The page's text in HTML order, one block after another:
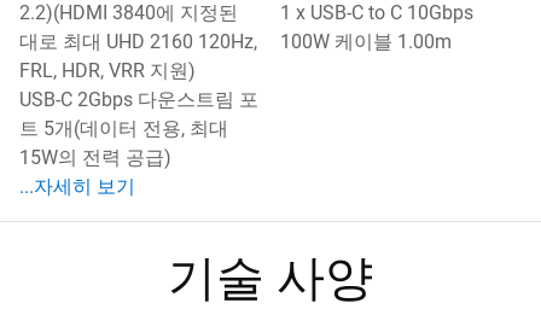
2.2)(HDMI 3840에 지정된
대로 최대 UHD 2160 120Hz,
FRL, HDR, VRR 지원)
USB-C 2Gbps 다운스트림 포
트 5개(데이터 전용, 최대
15W의 전력 공급)
...자세히 보기
자세히 보기 포트
1 x USB-C to C 10Gbps
100W 케이블 1.00m
기술 사양